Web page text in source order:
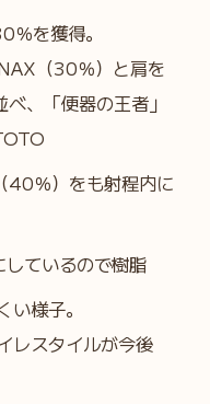
％を獲得。
（30％）と肩を
べ、「便器の王者」
（40％）をも射程内に
ているので樹脂
様子。
レスタイルが今後